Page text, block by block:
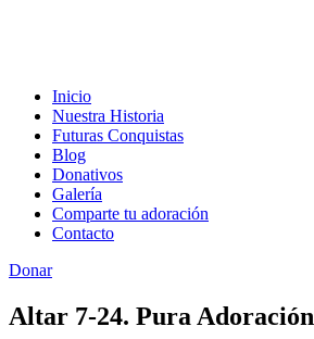
Inicio
Nuestra Historia
Futuras Conquistas
Blog
Donativos
Galería
Comparte tu adoración
Contacto
Donar
Altar 7-24. Pura Adoración